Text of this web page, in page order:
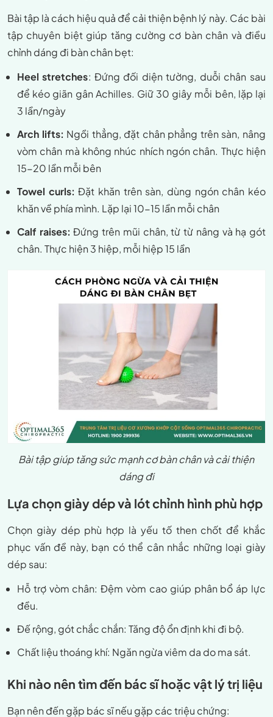
Bài tập là cách hiệu quả để cải thiện bệnh lý này. Các bài
tập chuyên biệt giúp tăng cường cơ bàn chân và điều
chỉnh dáng đi bàn chân bẹt:
Heel stretches: Đứng đối diện tường, duỗi chân sau
để kéo giãn gân Achilles. Giữ 30 giây mỗi bên, lặp lại
3 lần/ngày
Arch lifts: Ngồi thẳng, đặt chân phẳng trên sàn, nâng
vòm chân mà không nhúc nhích ngón chân. Thực hiện
15-20 lần mỗi bên
Towel curls:Đặt khăn trên sàn, dùng ngón chân kéo
khăn về phía mình. Lặp lại 10-15 lần mỗi chân
Calf raises: Đứng trên mũi chân, từ từ nâng và hạ gót
chân. Thực hiện 3 hiệp, mỗi hiệp 15 lần
Bài tập giúp tăng sức mạnh cơ bàn chân và cải thiện
dáng đi
Lựa chọn giày dép và lót chỉnh hình phù hợp
Chọn giày dép phù hợp là yếu tố then chốt để khắc
phục vấn đề này, bạn có thể cân nhắc những loại giày
dép sau:
Hỗ trợ vòm chân: Đệm vòm cao giúp phân bổ áp lực
đều.
Đế rộng, gót chắc chắn: Tăng độ ổn định khi đi bộ.
Chất liệu thoáng khí: Ngăn ngừa viêm da do ma sát.
Khi nào nên tìm đến bác sĩ hoặc vật lý trị liệu
Bạn nên đến gặp bác sĩ nếu gặp các triệu chứng: